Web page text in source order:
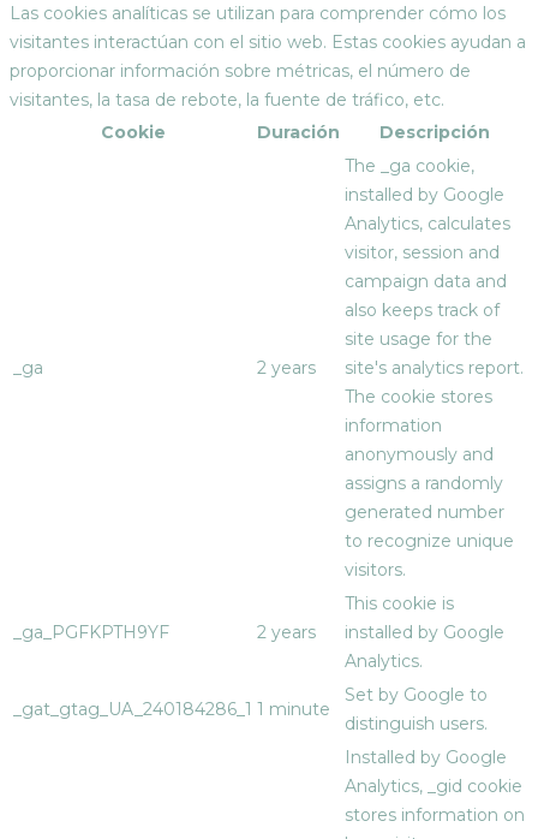
Las cookies analíticas se utilizan para comprender cómo los
visitantes interactúan con el sitio web. Estas cookies ayudan a
proporcionar información sobre métricas, el número de
visitantes, la tasa de rebote, la fuente de tráfico, etc.
Cookie
Duración Descripción
_ga 2 years
The _ga cookie,
installed by Google
Analytics, calculates
visitor, session and
campaign data and
also keeps track of
site usage for the
site's analytics report.
The cookie stores
information
anonymously and
assigns a randomly
generated number
to recognize unique
visitors.
_ga_PGFKPTH9YF 2 years
This cookie is
installed by Google
Analytics.
_gat_gtag_UA_240184286_1 1 minute
Set by Google to
distinguish users.
Installed by Google
Analytics, _gid cookie
stores information on